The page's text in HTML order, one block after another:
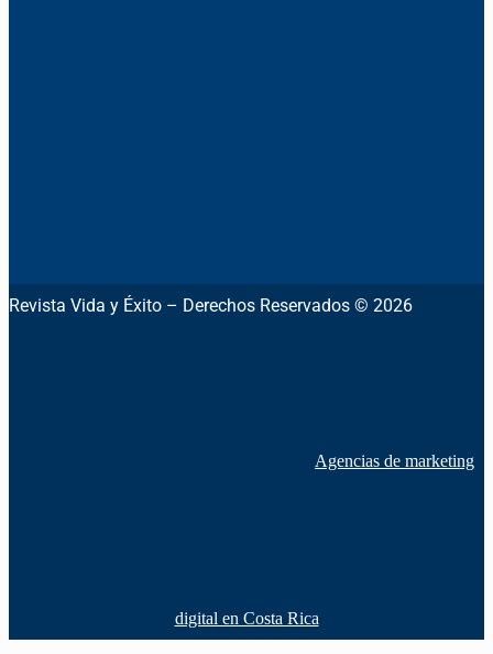
Revista Vida y Éxito – Derechos Reservados © 2026
Agencias de marketing
digital en Costa Rica